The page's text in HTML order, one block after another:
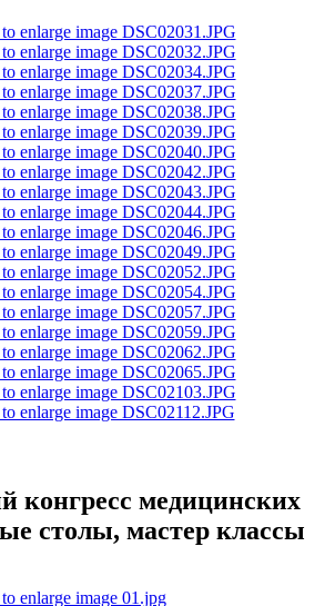
конгресс медицинских
столы, мастер классы